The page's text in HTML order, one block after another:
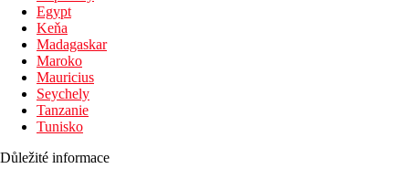
Egypt
Keňa
Madagaskar
Maroko
Mauricius
Seychely
Tanzanie
Tunisko
Důležité informace